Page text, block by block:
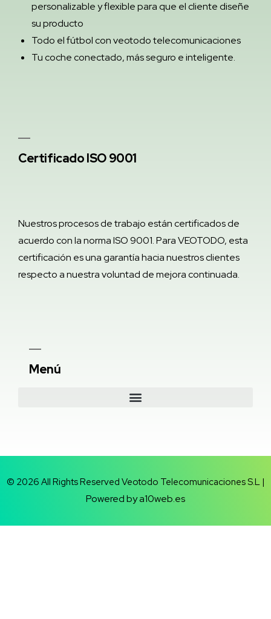
Menú
personalizable y flexible para que el cliente diseñe
su producto
Todo el fútbol con veotodo telecomunicaciones
Tu coche conectado, más seguro e inteligente.
Certificado ISO 9001
Nuestros procesos de trabajo están certificados de
acuerdo con la norma ISO 9001. Para VEOTODO, esta
certificación es una garantía hacia nuestros clientes
respecto a nuestra voluntad de mejora continuada.
© 2026 All Rights Reserved Veotodo Telecomunicaciones S.L |
Powered by a10web.es